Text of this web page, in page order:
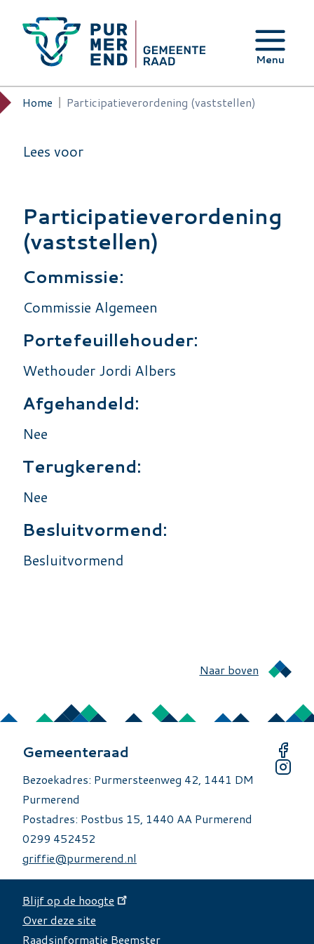
Menu
Kruimelpad
Home Participatieverordening (vaststellen)
Lees voor
Participatieverordening
(vaststellen)
Commissie:
Commissie Algemeen
Portefeuillehouder:
Wethouder Jordi Albers
Afgehandeld:
Nee
Terugkerend:
Nee
Besluitvormend:
Besluitvormend
Naar boven
Gemeenteraad
Bezoekadres: Purmersteenweg 42, 1441 DM
Purmerend
Postadres: Postbus 15, 1440 AA Purmerend
0299 452452
griffie@purmerend.nl
Over deze site
Blijf op de hoogte
Over deze site
Raadsinformatie Beemster